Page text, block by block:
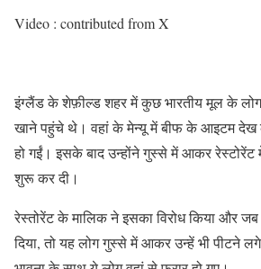
Video : contributed from X
इंग्लैंड के शेफ़ील्ड शहर में कुछ भारतीय मूल के लोग
खाने पहुंचे थे। वहां के मेन्यू में बीफ के आइटम देख
हो गईं। इसके बाद उन्होंने गुस्से में आकर रेस्टोरेंट
शुरू कर दी।
रेस्तोरेंट के मालिक ने इसका विरोध किया और
दिया, तो यह लोग गुस्से में आकर उन्हें भी पीटने